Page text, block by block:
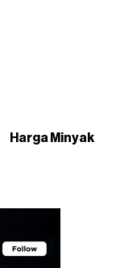
Harga Minyak